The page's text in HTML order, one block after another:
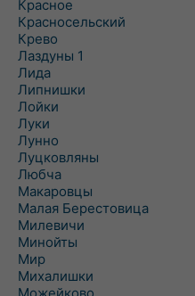
Красное
Красносельский
Крево
Лаздуны 1
Лида
Липнишки
Лойки
Луки
Лунно
Луцковляны
Любча
Макаровцы
Малая Берестовица
Милевичи
Минойты
Мир
Михалишки